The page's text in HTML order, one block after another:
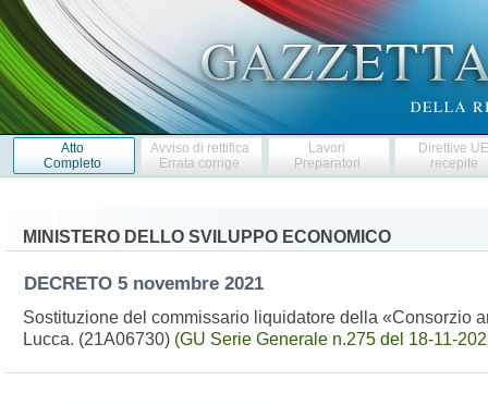
Atto
Completo
Avviso di rettifica
Errata corrige
Lavori
Preparatori
Direttive
recepite
MINISTERO DELLO SVILUPPO ECONOMICO
DECRETO 5 novembre 2021
Sostituzione del commissario liquidatore della «Consorzio
Lucca. (21A06730) (GU Serie Generale n.275 del 18-11-